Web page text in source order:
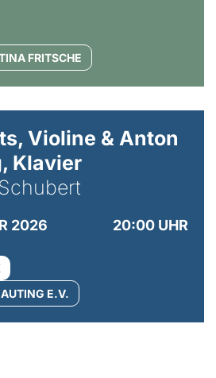
FRITSCHE
Violine & Anton
Klavier
2026
20:00 UHR
E.V.